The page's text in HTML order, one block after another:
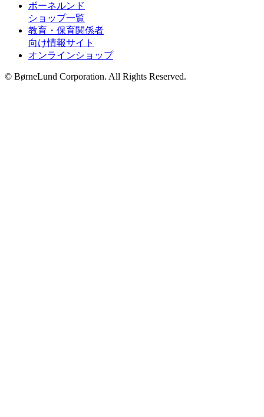
ボーネルンド
ショップ一覧
教育・保育関係者
向け情報サイト
オンラインショップ
© BørneLund Corporation. All Rights Reserved.